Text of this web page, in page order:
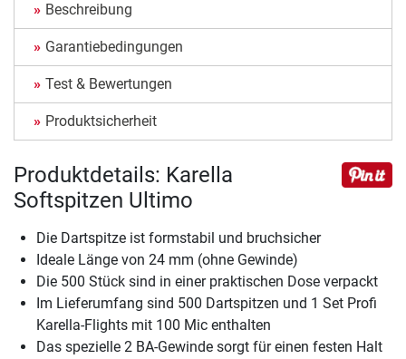
Beschreibung
Garantiebedingungen
Test & Bewertungen
Produktsicherheit
Produktdetails: Karella
Softspitzen Ultimo
Die Dartspitze ist formstabil und bruchsicher
Ideale Länge von 24 mm (ohne Gewinde)
Die 500 Stück sind in einer praktischen Dose verpackt
Im Lieferumfang sind 500 Dartspitzen und 1 Set Profi
Karella-Flights mit 100 Mic enthalten
Das spezielle 2 BA-Gewinde sorgt für einen festen Halt